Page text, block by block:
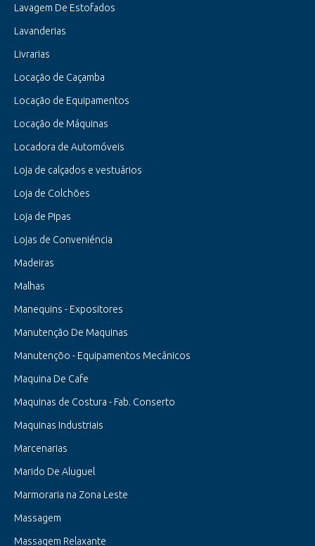
Lavagem De Estofados
Lavanderias
Livrarias
Locação de Caçamba
Locação de Equipamentos
Locação de Máquinas
Locadora de Automóveis
Loja de calçados e vestuários
Loja de Colchões
Loja de Pipas
Lojas de Conveniéncia
Madeiras
Malhas
Manequins - Expositores
Manutenção De Maquinas
Manutençõo - Equipamentos Mecânicos
Maquina De Cafe
Maquinas de Costura - Fab. Conserto
Maquinas Industriais
Marcenarias
Marido De Aluguel
Marmoraria na Zona Leste
Massagem
Massagem Relaxante